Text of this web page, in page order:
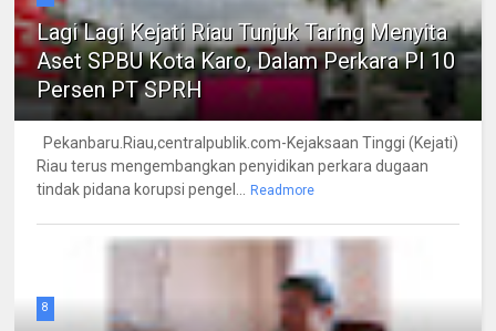
Lagi Lagi Kejati Riau Tunjuk Taring Menyita
Aset SPBU Kota Karo, Dalam Perkara PI 10
Persen PT SPRH
Pekanbaru.Riau,centralpublik.com-Kejaksaan Tinggi (Kejati)
Riau terus mengembangkan penyidikan perkara dugaan
tindak pidana korupsi pengel...
Readmore
8